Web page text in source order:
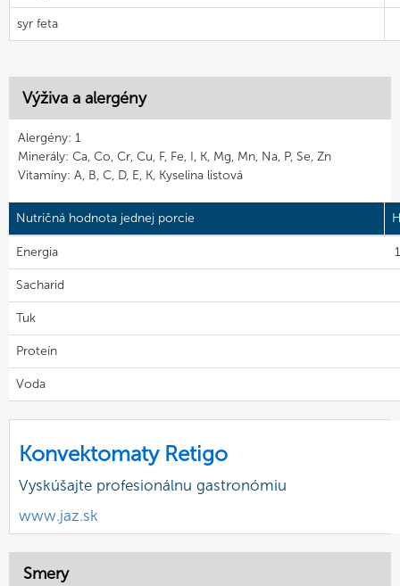
syr feta
Výživa a alergény
Alergény: 1
Minerály: Ca, Co, Cr, Cu, F, Fe, I, K, Mg, Mn, Na, P, Se, Zn
Vitamíny: A, B, C, D, E, K, Kyselina listová
Nutričná hodnota jednej porcie
Energia
Sacharid
Tuk
Proteín
Voda
Konvektomaty Retigo
Vyskúšajte profesionálnu gastronómiu
www.jaz.sk
Smery